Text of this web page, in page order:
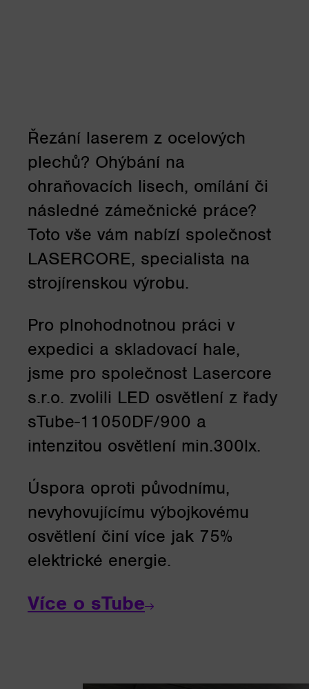
Řezání laserem z ocelových
plechů? Ohýbání na
ohraňovacích lisech, omílání či
následné zámečnické práce?
Toto vše vám nabízí společnost
LASERCORE, specialista na
strojírenskou výrobu.
Pro plnohodnotnou práci v
expedici a skladovací hale,
jsme pro společnost Lasercore
s.r.o. zvolili LED osvětlení z řady
sTube-11050DF/900 a
intenzitou osvětlení min.300lx.
Úspora oproti původnímu,
nevyhovujícímu výbojkovému
osvětlení činí více jak 75%
elektrické energie.
Více o sTube